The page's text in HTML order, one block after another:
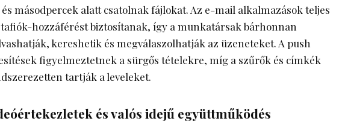
másodpercek alatt csatolnak fájlokat. Az e-mail alkalmazások teljes
hozzáférést biztosítanak, így a munkatársak bárhonnan
kereshetik és megválaszolhatják az üzeneteket. A push
figyelmeztetnek a sürgős tételekre, míg a szűrők és címkék
tartják a leveleket.
és valós idejű együttműködés